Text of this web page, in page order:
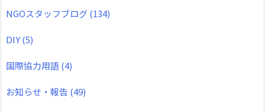
NGOスタッフブログ(134)
DIY(5)
国際協力用語(4)
お知らせ・報告 (49)